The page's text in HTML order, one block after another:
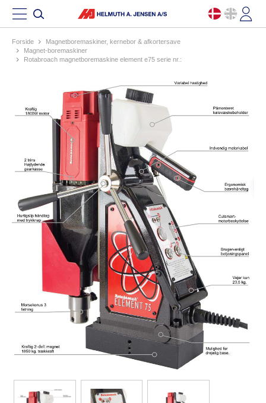
Forside
magnetboremaskiner, kernebor & afkortersave
magnet-boremaskiner
rotabroach magnetboremaskine element e75 serie nr.: